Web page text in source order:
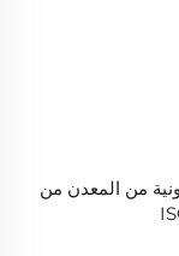
من المعدن من